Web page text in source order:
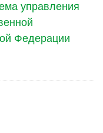
управления
Федерации